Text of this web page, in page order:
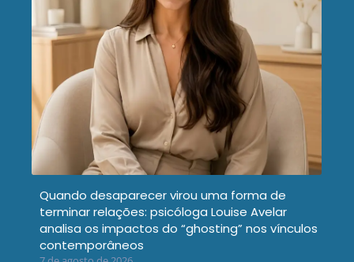
Quando desaparecer virou uma forma de
terminar relações: psicóloga Louise Avelar
analisa os impactos do “ghosting” nos vínculos
contemporâneos